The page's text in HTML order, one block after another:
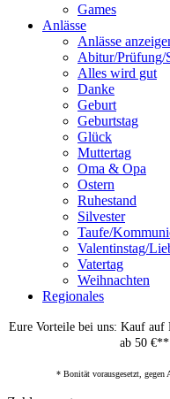
Games
Anlässe
Anlässe
Abitur/Prüfung/
Alles wird gut
Danke
Geburt
Geburtstag
Glück
Muttertag
Oma & Opa
Ostern
Ruhestand
Silvester
Taufe/
Valentinstag/
Vatertag
Weihnachten
Regionales
Eure Vorteile bei uns: Kauf auf
ab 50
* Bonität vorausgesetzt, gegen